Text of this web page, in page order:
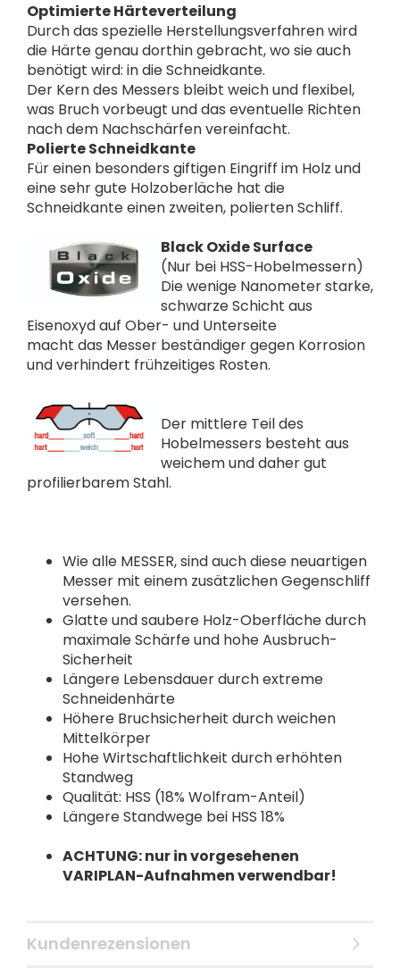
Optimierte Härteverteilung
Durch das spezielle Herstellungsverfahren wird
die Härte genau dorthin gebracht, wo sie auch
benötigt wird: in die Schneidkante.
Der Kern des Messers bleibt weich und flexibel,
was Bruch vorbeugt und das eventuelle Richten
nach dem Nachschärfen vereinfacht.
Polierte Schneidkante
Für einen besonders giftigen Eingriff im Holz und
eine sehr gute Holzoberläche hat die
Schneidkante einen zweiten, polierten Schliff.
Black Oxide Surface
(Nur bei HSS-Hobelmessern)
Die wenige Nanometer starke,
schwarze Schicht aus
Eisenoxyd auf Ober- und Unterseite
macht das Messer beständiger gegen Korrosion
und verhindert frühzeitiges Rosten.
Der mittlere Teil des
Hobelmessers besteht aus
weichem und daher gut
profilierbarem Stahl.
Wie alle MESSER, sind auch diese neuartigen
Messer mit einem zusätzlichen Gegenschliff
versehen.
Glatte und saubere Holz-Oberfläche durch
maximale Schärfe und hohe Ausbruch-
Sicherheit
Längere Lebensdauer durch extreme
Schneidenhärte
Höhere Bruchsicherheit durch weichen
Mittelkörper
Hohe Wirtschaftlichkeit durch erhöhten
Standweg
Qualität: HSS (18% Wolfram-Anteil)
Längere Standwege bei HSS 18%
ACHTUNG: nur in vorgesehenen
VARIPLAN-Aufnahmen verwendbar!
Kundenrezensionen